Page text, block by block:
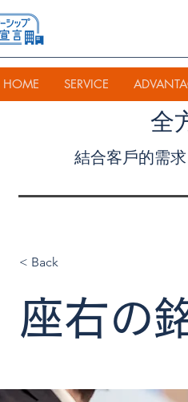
HOME SERVICE
全
結合客戶的需
< Back
座右の